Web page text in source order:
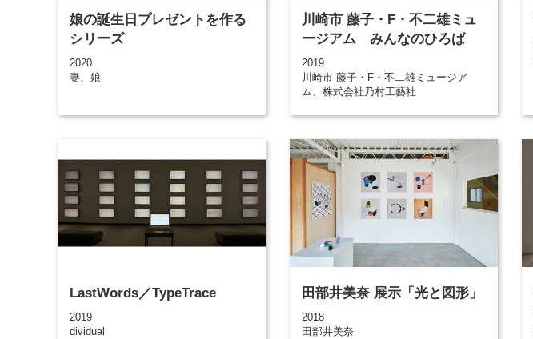
娘の誕生日プレゼントを作る
シリーズ
2020
妻、娘
川崎市 藤子・F・不二雄ミュ
ージアム みんなのひろば
2019
川崎市 藤子・F・不二雄ミュージア
ム、株式会社乃村工藝社
LastWords／TypeTrace
2019
dividual
田部井美奈 展示「光と図形」
2018
田部井美奈